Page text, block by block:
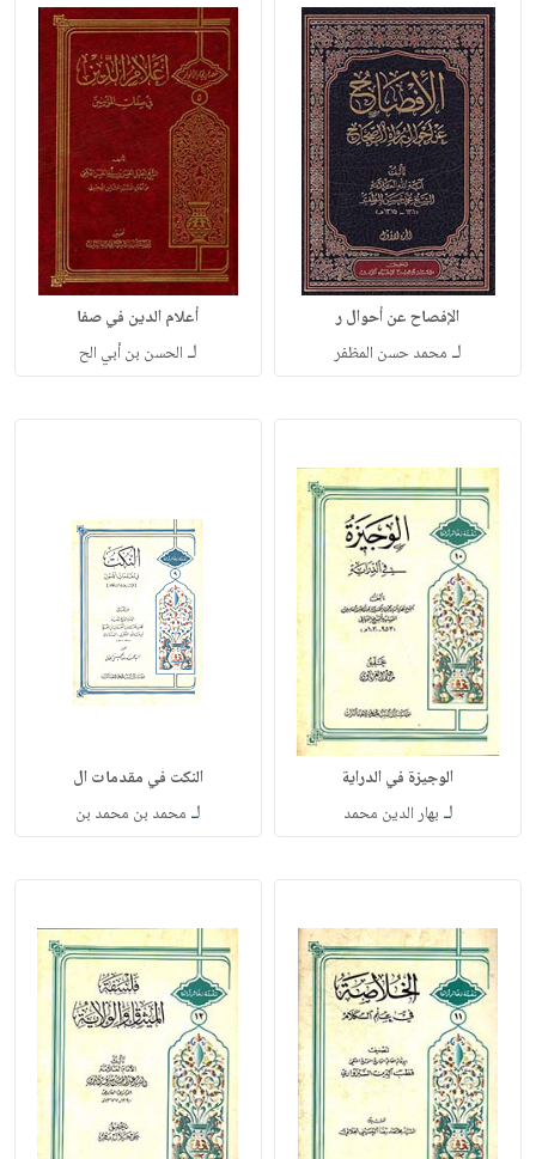
الإفصاح عن أحوال ر
لـ محمد حسن المظفر
أعلام الدين في صفا
لـ الحسن بن أبي الح
الوجيزة في الدراية
لـ بهار الدين محمد
النكت في مقدمات ال
لـ محمد بن محمد بن